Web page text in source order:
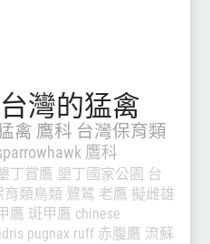
台灣的猛禽
禽 鷹科 台灣保育類
鷹科
丁賞鷹 墾丁國家公園 台
育類鳥類 鷺鷥 老鷹 擬雌雄
鷹 斑甲鷹 chinese
pugnax ruff 赤腹鷹 流蘇